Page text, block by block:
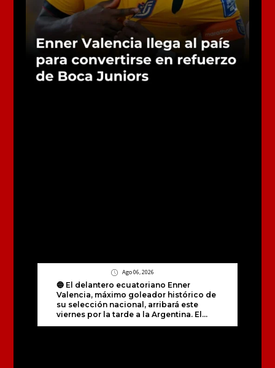
Ago 06, 2026
🔵 El delantero ecuatoriano Enner
Valencia, máximo goleador histórico de
su selección nacional, arribará este
viernes por la tarde a la Argentina. El...